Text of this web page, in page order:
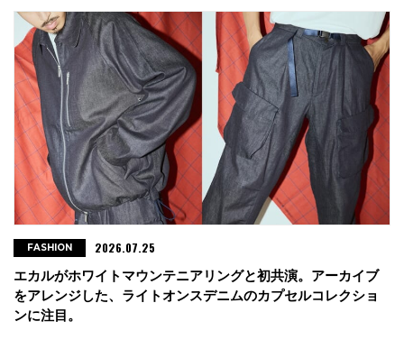
エカルがホワイトマウンテニアリングと初共演。アーカイブ
をアレンジした、ライトオンスデニムのカプセルコレクショ
ンに注目。
FASHION 2026.07.25